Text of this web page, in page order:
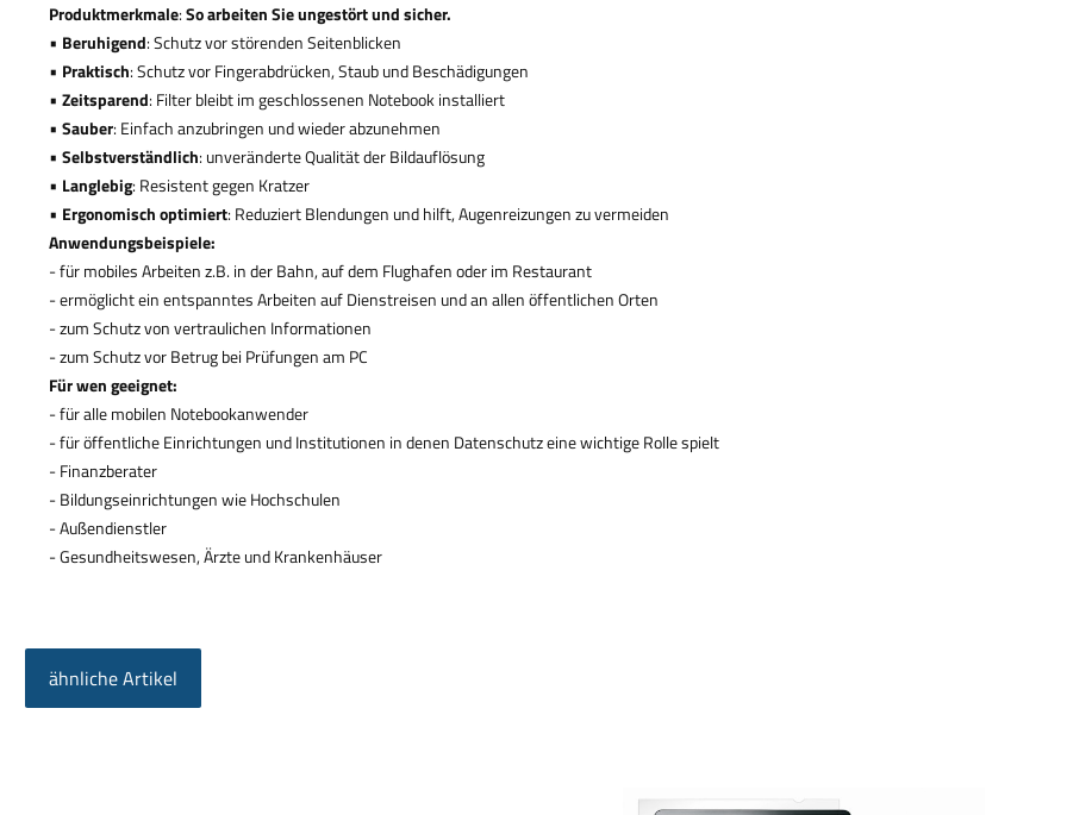
Produktmerkmale:So arbeiten Sie ungestört und sicher.
• Beruhigend: Schutz vor störenden Seitenblicken
• Praktisch: Schutz vor Fingerabdrücken, Staub und Beschädigungen
• Zeitsparend: Filter bleibt im geschlossenen Notebook installiert
• Sauber: Einfach anzubringen und wieder abzunehmen
• Selbstverständlich: unveränderte Qualität der Bildauflösung
• Langlebig: Resistent gegen Kratzer
• Ergonomisch optimiert: Reduziert Blendungen und hilft, Augenreizungen zu vermeiden
Anwendungsbeispiele:
- für mobiles Arbeiten z.B. in der Bahn, auf dem Flughafen oder im Restaurant
- ermöglicht ein entspanntes Arbeiten auf Dienstreisen und an allenöffentlichen Orten
- zum Schutz von vertraulichen Informationen
- zum Schutz vor Betrug bei Prüfungen am PC
Für wen geeignet:
- für alle mobilen Notebookanwender
- füröffentliche Einrichtungen und Institutionen in denen Datenschutz eine wichtige Rolle spielt
- Finanzberater
- Bildungseinrichtungen wie Hochschulen
- Außendienstler
- Gesundheitswesen,Ärzte und Krankenhäuser
ähnliche Artikel